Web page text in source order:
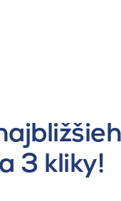
3 kliky!